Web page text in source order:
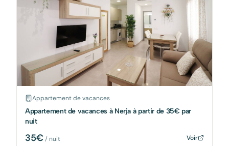
Appartement de vacances
Appartement de vacances à Nerja à partir de 35€ par
nuit
35€/ nuit Voir